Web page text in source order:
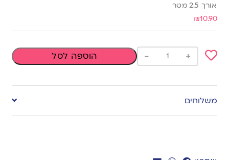
אורך 2.5 מטר
₪10.90
to
wishlist
+
- הוספה לסל
משלוחים